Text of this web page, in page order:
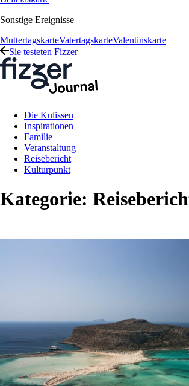
Sonstige Ereignisse
MuttertagskarteVatertagskarteValentinskarte
Sie testeten Fizzer
Die Kulissen
Inspirationen
Familie
Veranstaltung
Reisebericht
Kulturpunkt
Kategorie: